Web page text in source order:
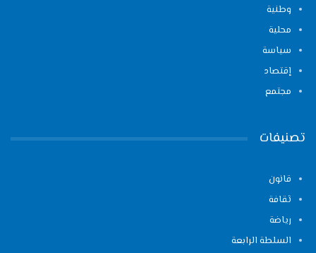
وطنية
محلية
سياسة
إقتصاد
مجتمع
تصنيفات
قانون
ثقافة
رياضة
السلطة الرابعة